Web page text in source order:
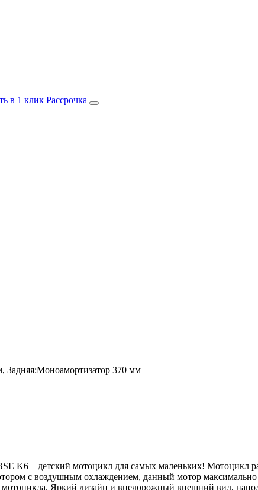
в 1 клик Рассрочка
Задняя:Моноамортизатор 370 мм
K6 – детский мотоцикл для самых маленьких! Мотоцикл
с воздушным охлаждением, данный мотор максимально
Яркий дизайн и внедорожный внешний вид,